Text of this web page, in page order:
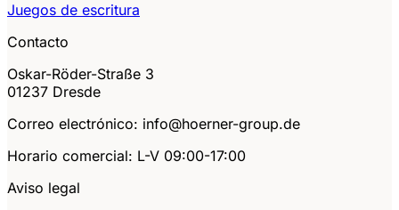
Juegos de escritura
Contacto
Oskar-Röder-Straße 3
01237 Dresde
Correo electrónico: info@hoerner-group.de
Horario comercial: L-V 09:00-17:00
Aviso legal